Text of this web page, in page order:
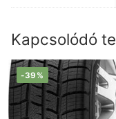
Kapcsolódó
-39%